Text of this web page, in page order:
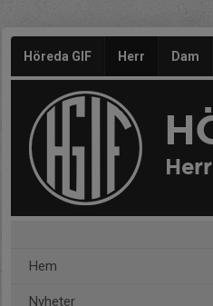
Höreda GIF Herr Dam
Herr
Hem
Nyheter